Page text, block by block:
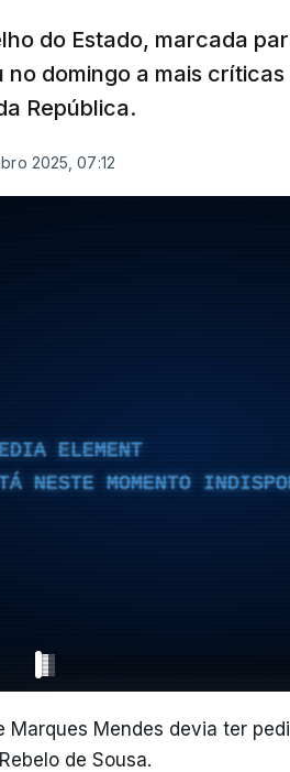
do Estado, marcada
no domingo a mais
República.
2025, 07:12
ELEMENT
NESTE MOMENTO
Marques Mendes devia ter
de Sousa.